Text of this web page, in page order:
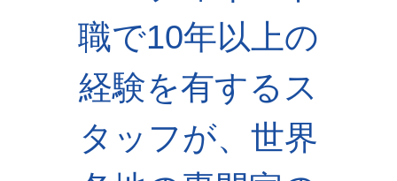
職で10年以上の
経験を有するス
タッフが、世界